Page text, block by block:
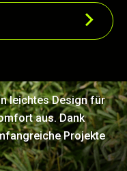
leichtes Design für
aus. Dank
Projekte